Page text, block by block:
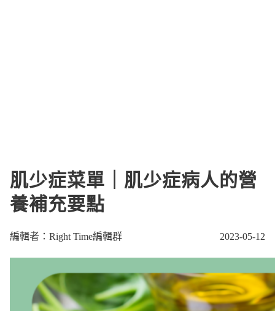
肌少症菜單｜肌少症病人的營
養補充要點
編輯者：Right Time編輯群 2023-05-12